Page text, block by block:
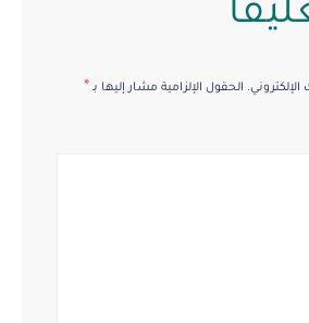
الحقول الإلزامية مشار إليها بـ *